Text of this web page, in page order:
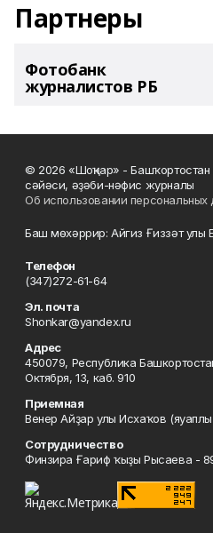
Партнеры
Фотобанк
журналистов РБ
© 2026 «Шоңҡар» - Башҡортостан
сәйәси, әҙәби-нәфис журналы
Об использовании персональных
Баш мөхәррир: Айгиз Ғиззәт улы
Телефон
(347)272-61-64
Эл. почта
Shonkar@yandex.ru
Адрес
450079, Республика
Октября, 13, каб. 910
Приемная
Венер Айҙар улы Исхаҡов
Сотрудничество
Финзира Ғариф ҡыҙы Рысаева -